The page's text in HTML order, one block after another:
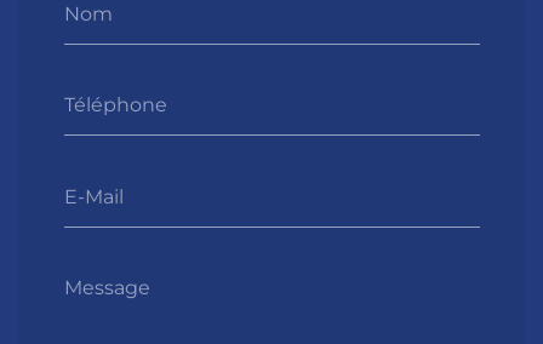
Nom
Téléphone
E-Mail
Message